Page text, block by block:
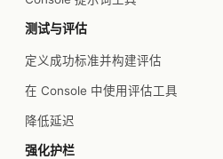
测试与评估
定义成功标准并构建评估
在 Console 中使用评估工具
降低延迟
强化护栏